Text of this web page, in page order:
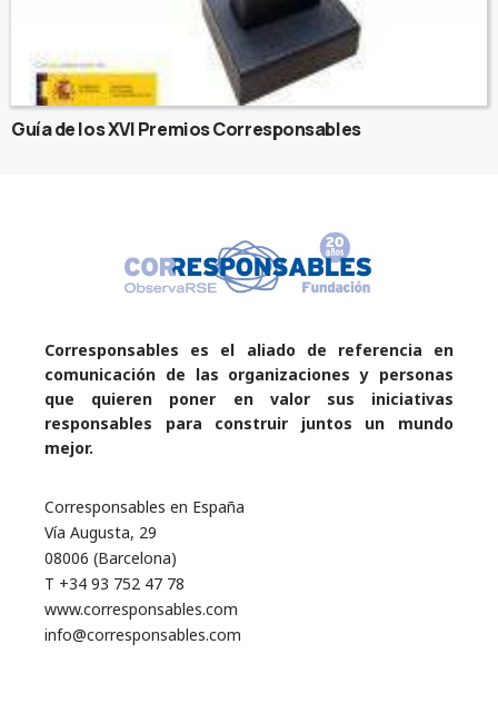
Guía de los XVI Premios Corresponsables
Corresponsables es el aliado de referencia en
comunicación de las organizaciones y personas
que quieren poner en valor sus iniciativas
responsables para construir juntos un mundo
mejor.
Corresponsables en España
Vía Augusta, 29
08006 (Barcelona)
T +34 93 752 47 78
www.corresponsables.com
info@corresponsables.com